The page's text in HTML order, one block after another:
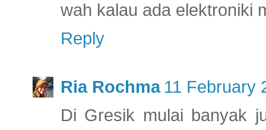
wah kalau ada elektroniki
Reply
Ria Rochma 11 February
Di Gresik mulai banyak